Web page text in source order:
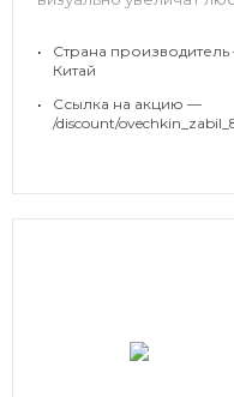
экологичным и при
•
Страна
Китай
•
Ссылка на акцию —
/discount/